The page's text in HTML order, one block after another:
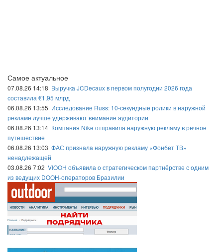
Самое актуальное
07.08.26 14:18 Выручка JCDecaux в первом полугодии 2026 года
составила €1,95 млрд
06.08.26 13:55 Исследование Russ: 10-секундные ролики в наружной
рекламе лучше удерживают внимание аудитории
06.08.26 13:14 Компания Nike отправила наружную рекламу в речное
путешествие
06.08.26 13:03 ФАС признала наружную рекламу «Фонбет ТВ»
ненадлежащей
03.08.26 7:02 VIOOH объявила о стратегическом партнёрстве с одним
из ведущих DOOH-операторов Бразилии